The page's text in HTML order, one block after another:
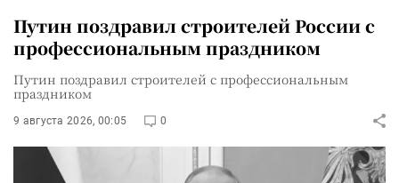
Путин поздравил строителей России с
профессиональным праздником
Путин поздравил строителей с профессиональным
праздником
9 августа 2026, 00:05 0